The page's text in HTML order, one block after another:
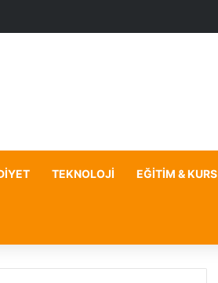
Çözüm Önerileri
TEKNOLOJI EĞITIM & KURS